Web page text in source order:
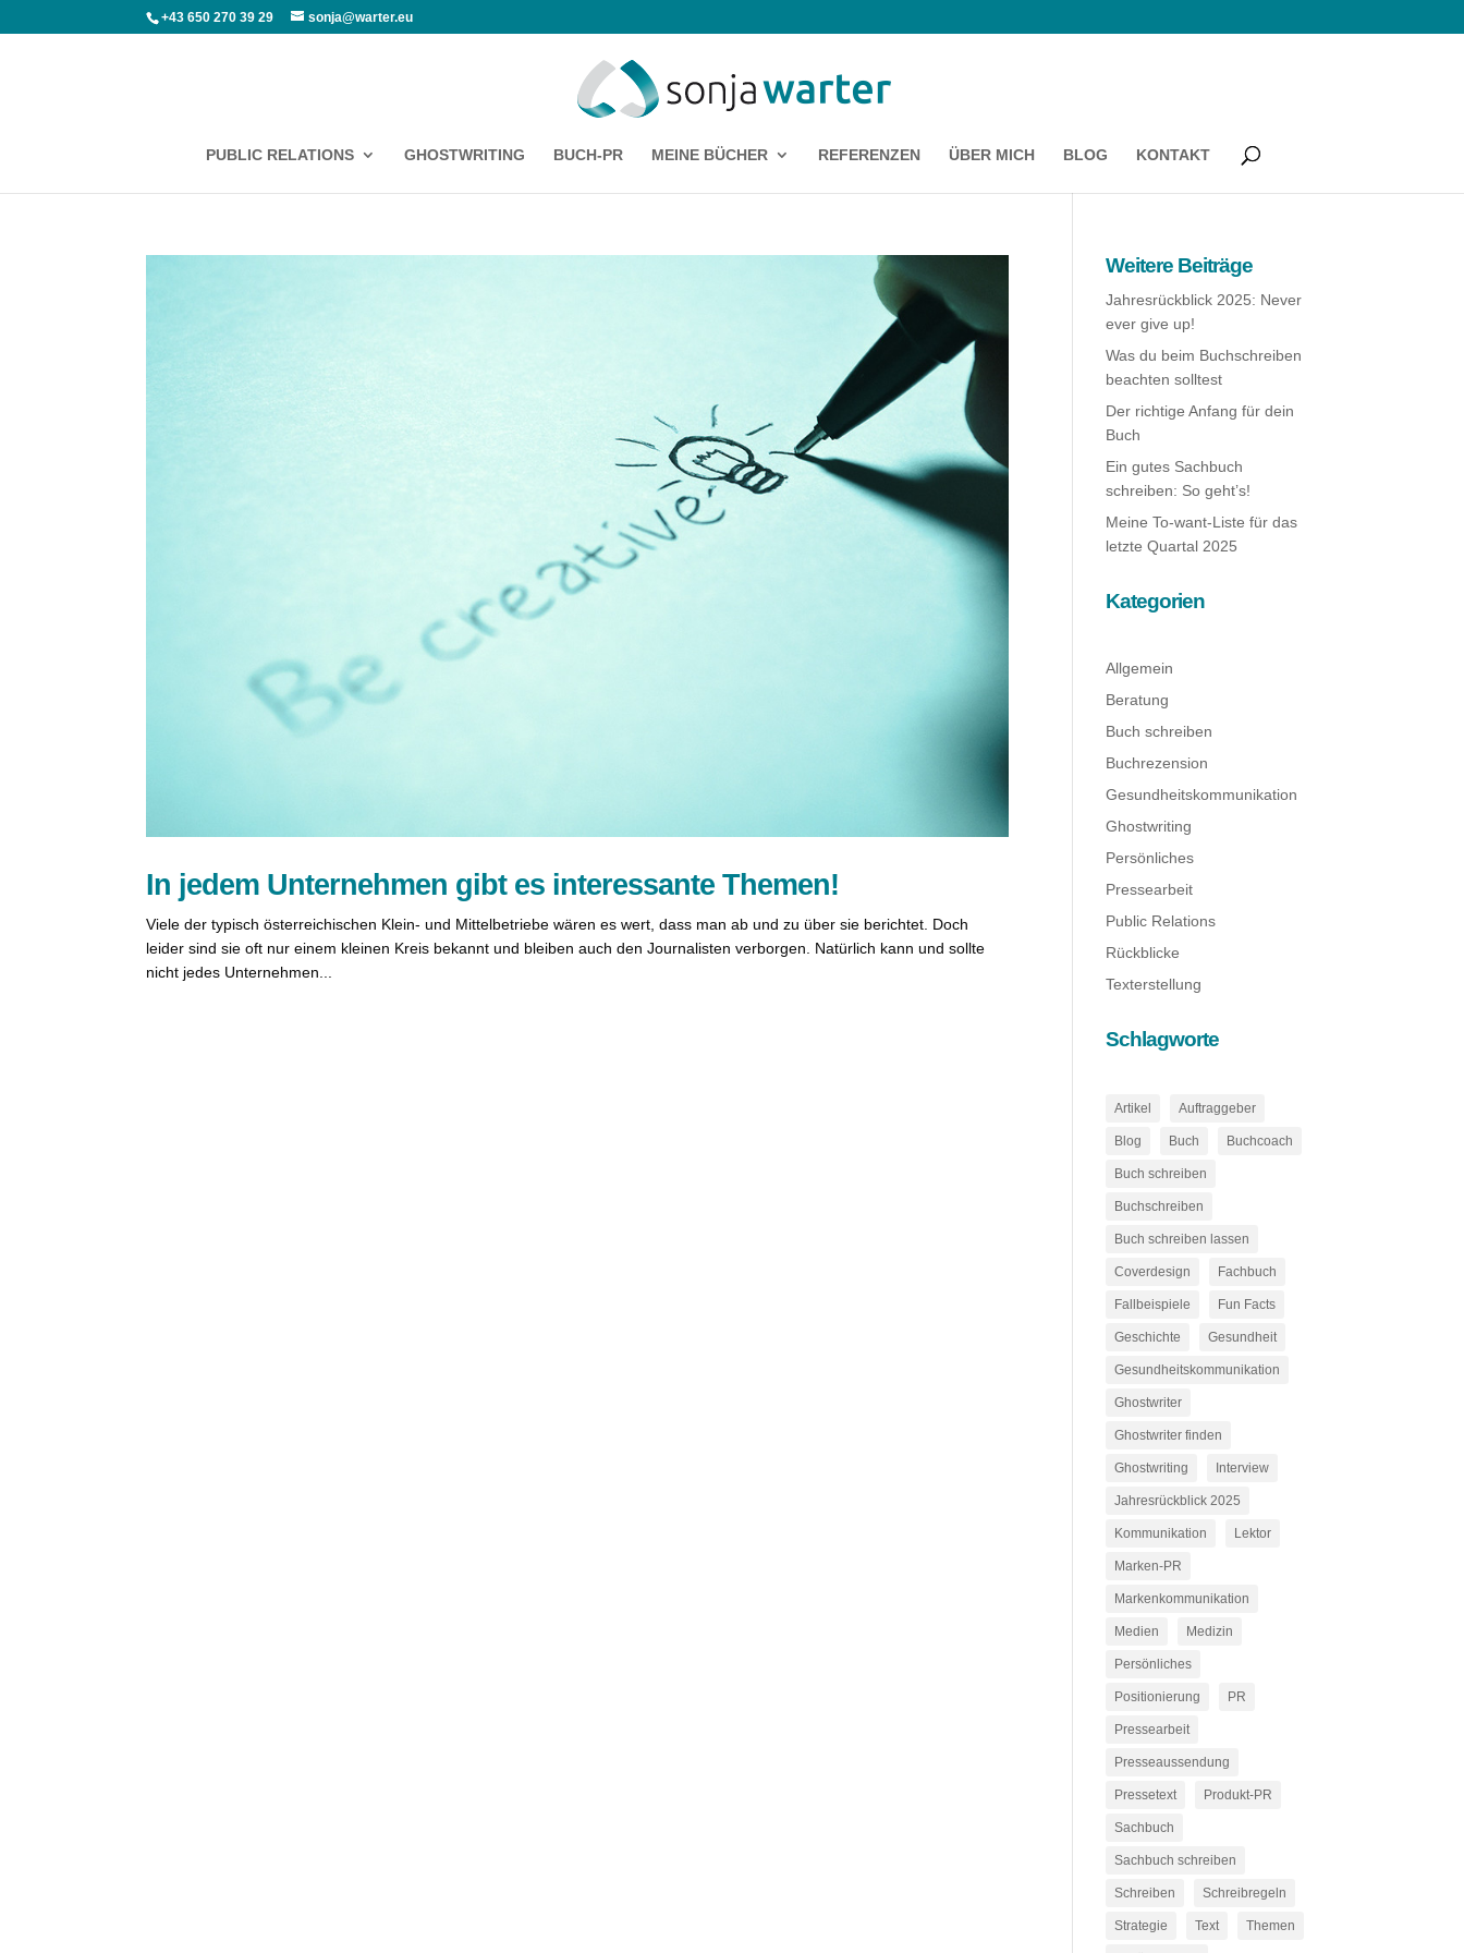
+43 650 270 39 29 sonja@warter.eu
PUBLIC RELATIONS GHOSTWRITING BUCH-PR MEINE BÜCHER REFERENZEN ÜBER MICH BLOG KONTAKT
In jedem Unternehmen gibt es interessante Themen!
Viele der typisch österreichischen Klein- und Mittelbetriebe wären es wert, dass man ab und zu über sie berichtet. Doch
leider sind sie oft nur einem kleinen Kreis bekannt und bleiben auch den Journalisten verborgen. Natürlich kann und sollte
nicht jedes Unternehmen...
Weitere Beiträge
Jahresrückblick 2025: Never
ever give up!
Was du beim Buchschreiben
beachten solltest
Der richtige Anfang für dein
Buch
Ein gutes Sachbuch
schreiben: So geht’s!
Meine To-want-Liste für das
letzte Quartal 2025
Kategorien
Allgemein
Beratung
Buch schreiben
Buchrezension
Gesundheitskommunikation
Ghostwriting
Persönliches
Pressearbeit
Public Relations
Rückblicke
Texterstellung
Schlagworte
Artikel Auftraggeber
Blog Buch Buchcoach
Buch schreiben
Buchschreiben
Buch schreiben lassen
Coverdesign Fachbuch
Fallbeispiele Fun Facts
Geschichte Gesundheit
Gesundheitskommunikation
Ghostwriter
Ghostwriter finden
Ghostwriting Interview
Jahresrückblick 2025
Kommunikation Lektor
Marken-PR
Markenkommunikation
Medien Medizin
Persönliches
Positionierung PR
Pressearbeit
Presseaussendung
Pressetext Produkt-PR
Sachbuch
Sachbuch schreiben
Schreiben Schreibregeln
Strategie Text Themen